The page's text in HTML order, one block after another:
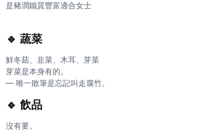
是豬潤鐵質豐富適合女士
🔹 蔬菜
鮮冬菇、韭菜、木耳、芽菜
芽菜是本身有的。
— 唯一敗筆是忘記叫走腐竹。
🔹 飲品
沒有要。